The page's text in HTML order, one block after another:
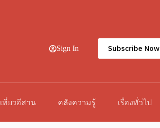
Sign In Subscribe Now
เที่ยวอีสาน คลังความรู้ เรื่องทั่วไป